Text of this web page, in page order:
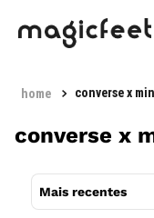
converse x
converse x
Mais recentes